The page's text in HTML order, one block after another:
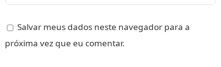
Salvar meus dados neste navegador para a
próxima vez que eu comentar.